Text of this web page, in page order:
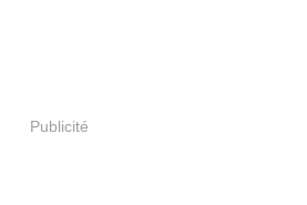
Publicité